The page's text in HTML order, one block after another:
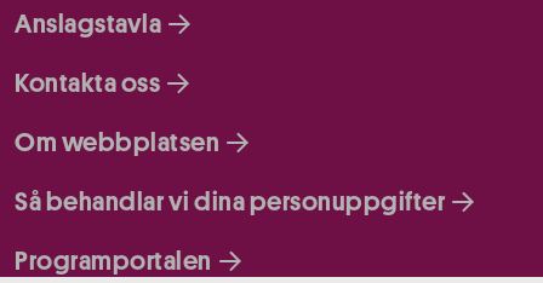
Anslagstavla
Kontakta oss
Om webbplatsen
Så behandlar vi dina personuppgifter
Programportalen